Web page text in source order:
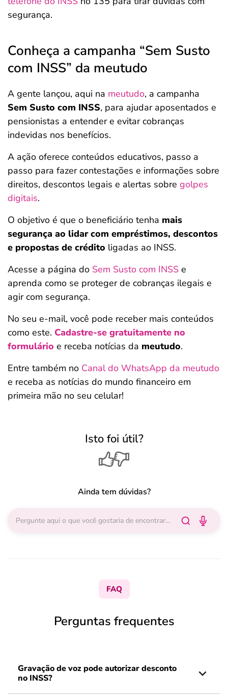
segurança.
Conheça a campanha “Sem Susto
com INSS” da meutudo
A gente lançou, aqui na meutudo, a campanha
Sem Susto com INSS, para ajudar aposentados e
pensionistas a entender e evitar cobranças
indevidas nos benefícios.
A ação oferece conteúdos educativos, passo a
passo para fazer contestações e informações sobre
direitos, descontos legais e alertas sobre golpes
digitais.
O objetivo é que o beneficiário tenha mais
segurança ao lidar com empréstimos, descontos
e propostas de crédito ligadas ao INSS.
Acesse a página do Sem Susto com INSS e
aprenda como se proteger de cobranças ilegais e
agir com segurança.
No seu e-mail, você pode receber mais conteúdos
como este. Cadastre-se gratuitamente no
formulário e receba notícias da meutudo.
Entre também no Canal do WhatsApp da meutudo
e receba as notícias do mundo financeiro em
primeira mão no seu celular!
Isto foi útil?
Ainda tem dúvidas?
FAQ
Perguntas frequentes
Gravação de voz pode autorizar desconto
no INSS?